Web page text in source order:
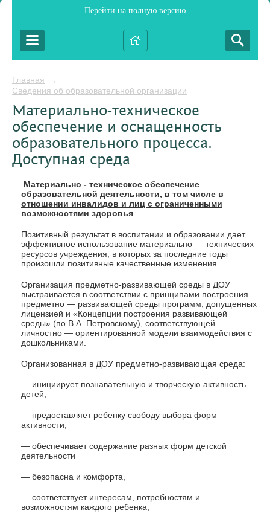
Перейти на полную версию
Главная →
Сведения об образовательной организации
Материально-техническое
обеспечение и оснащенность
образовательного процесса.
Доступная среда
Материально - техническое обеспечение
образовательной деятельности, в том числе в
отношении инвалидов и лиц с ограниченными
возможностями здоровья
Позитивный результат в воспитании и образовании дает
эффективное использование материально — технических
ресурсов учреждения, в которых за последние годы
произошли позитивные качественные изменения.
Организация предметно-развивающей среды в ДОУ
выстраивается в соответствии с принципами построения
предметно — развивающей среды программ, допущенных
лицензией и «Концепции построения развивающей
среды» (по В.А. Петровскому), соответствующей
личностно — ориентированной модели взаимодействия с
дошкольниками.
Организованная в ДОУ предметно-развивающая среда:
— инициирует познавательную и творческую активность
детей,
— предоставляет ребенку свободу выбора форм
активности,
— обеспечивает содержание разных форм детской
деятельности
— безопасна и комфорта,
— соответствует интересам, потребностям и
возможностям каждого ребенка,